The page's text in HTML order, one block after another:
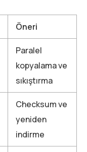
Öneri
Paralel
kopyalama ve
sıkıştırma
Checksum ve
yeniden
indirme